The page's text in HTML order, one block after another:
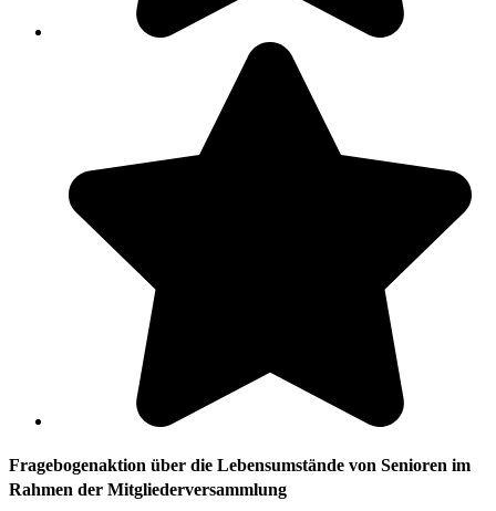
Fragebogenaktion über die Lebensumstände von Senioren im
Rahmen der Mitgliederversammlung